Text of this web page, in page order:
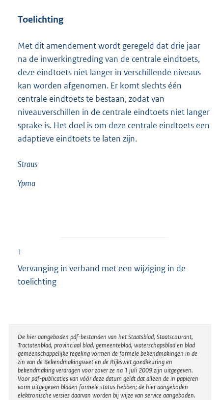
Toelichting
Met dit amendement wordt geregeld dat drie jaar
na de inwerkingtreding van de centrale eindtoets,
deze eindtoets niet langer in verschillende niveaus
kan worden afgenomen. Er komt slechts één
centrale eindtoets te bestaan, zodat van
niveauverschillen in de centrale eindtoets niet langer
sprake is. Het doel is om deze centrale eindtoets een
adaptieve eindtoets te laten zijn.
Straus
Ypma
1
Vervanging in verband met een wijziging in de
toelichting
Disclaimer
De hier aangeboden pdf-bestanden van het Staatsblad, Staatscourant,
Tractatenblad, provinciaal blad, gemeenteblad, waterschapsblad en blad
gemeenschappelijke regeling vormen de formele bekendmakingen in de
zin van de Bekendmakingswet en de Rijkswet goedkeuring en
bekendmaking verdragen voor zover ze na 1 juli 2009 zijn uitgegeven.
Voor pdf-publicaties van vóór deze datum geldt dat alleen de in papieren
vorm uitgegeven bladen formele status hebben; de hier aangeboden
elektronische versies daarvan worden bij wijze van service aangeboden.